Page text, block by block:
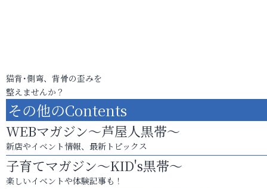
猫背･側弯、背骨の歪みを
整えませんか？
その他のContents
WEBマガジン～芦屋人黒帯～
新店やイベント情報、最新トピックス
子育てマガジン～KID's黒帯～
楽しいイベントや体験記事も！